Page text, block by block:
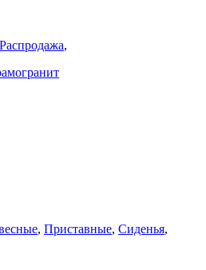
Распродажа,
, Приставные, Сиденья,